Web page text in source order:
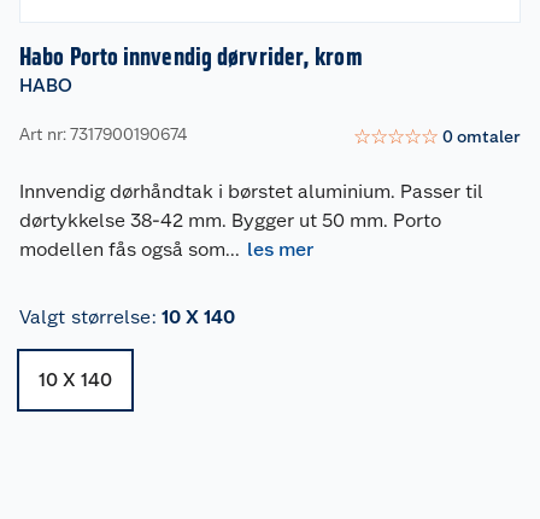
Habo Porto innvendig dørvrider, krom
HABO
Art nr: 7317900190674 ☆☆☆☆☆ 0omtaler
Innvendig dørhåndtak i børstet aluminium. Passer til
dørtykkelse 38-42 mm. Bygger ut 50 mm. Porto
modellen fås også som... les mer
Valgt størrelse: 10 X 140
10 X 140